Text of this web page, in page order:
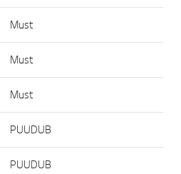
Must
Must
Must
PUUDUB
PUUDUB